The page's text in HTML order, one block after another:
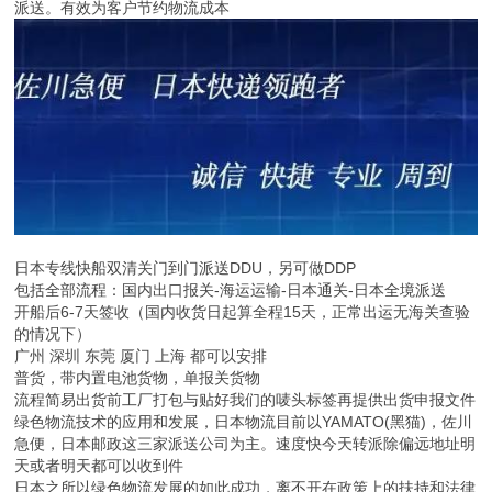
开船后6-7天签收（国内收货日起算全程15天，正常出运无海关查验
普货，带内置电池货物，单报关货物
流程简易出货前工厂打包与贴好我们的唛头标签再提供出货申报文件
绿色物流技术的应用和发展，日本物流目前以YAMATO(黑猫)，佐川
日本之所以绿色物流发展的如此成功，离不开在政策上的扶持和法律
全国快递服务企业业务量累计完成338.8亿件，同比增长22.1%，快
m.elisom.b2b168.com
返回目录页
回到顶部
版权所有：广州天禹国际供应链有限公司
地址：广东省 广州市 白云区 新市齐富路
投诉举报